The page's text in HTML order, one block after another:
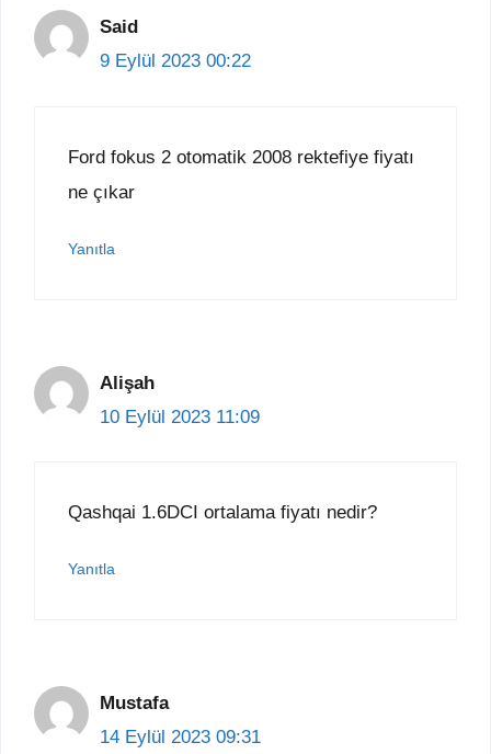
Said
9 Eylül 2023 00:22
Ford fokus 2 otomatik 2008 rektefiye fiyatı
ne çıkar
Yanıtla
Alişah
10 Eylül 2023 11:09
Qashqai 1.6DCI ortalama fiyatı nedir?
Yanıtla
Mustafa
14 Eylül 2023 09:31